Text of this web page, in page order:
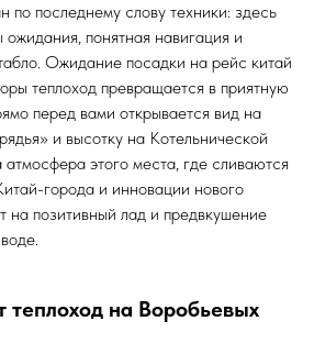
по последнему слову техники: здесь
понятная навигация и
Ожидание посадки на рейс китай
теплоход превращается в приятную
перед вами открывается вид на
и высотку на Котельнической
этого места, где сливаются
города и инновации нового
на позитивный лад и предвкушение
теплоход на Воробьевых